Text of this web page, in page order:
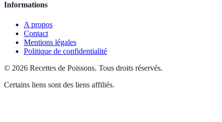
Informations
A propos
Contact
Mentions légales
Politique de confidentialité
© 2026 Recettes de Poissons. Tous droits réservés.
Certains liens sont des liens affiliés.